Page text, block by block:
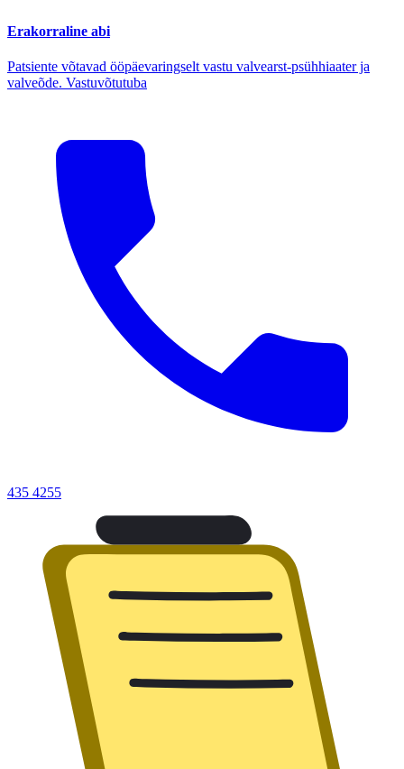
Erakorraline abi
Patsiente võtavad ööpäevaringselt vastu valvearst-psühhiaater ja
valveõde. Vastuvõtutuba
435 4255